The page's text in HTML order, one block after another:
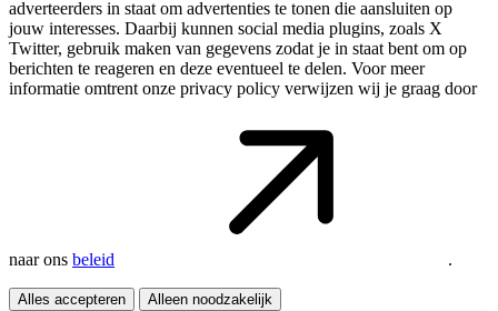
adverteerders in staat om advertenties te tonen die aansluiten op
jouw interesses. Daarbij kunnen social media plugins, zoals X
Twitter, gebruik maken van gegevens zodat je in staat bent om op
berichten te reageren en deze eventueel te delen. Voor meer
informatie omtrent onze privacy policy verwijzen wij je graag door
naar ons beleid .
Alles accepteren Alleen noodzakelijk